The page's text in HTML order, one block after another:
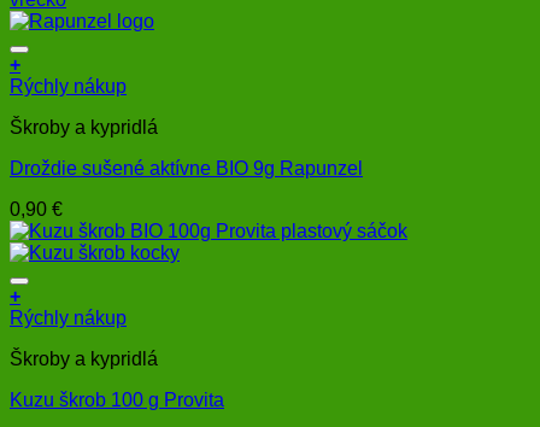
+
Rýchly nákup
Škroby a kypridlá
Droždie sušené aktívne BIO 9g Rapunzel
0,90 €
+
Rýchly nákup
Škroby a kypridlá
Kuzu škrob 100 g Provita